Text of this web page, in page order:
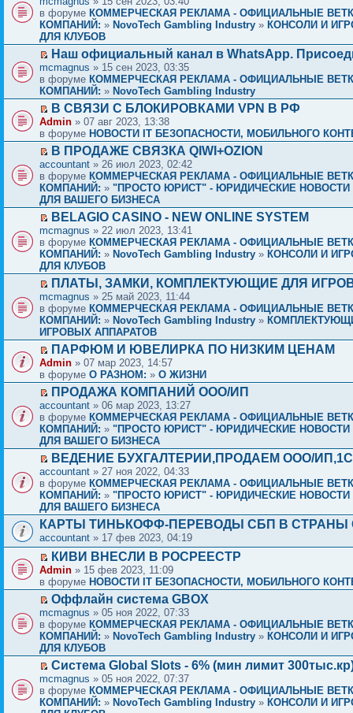
в форуме КОММЕРЧЕСКАЯ РЕКЛАМА - ОФИЦИАЛЬНЫЕ
КОМПАНИЙ: » NovoTech Gambling Industry » КОНСОЛИ И
ДЛЯ КЛУБОВ
Наш официальный канал в WhatsApp.
mcmagnus » 15 сен 2023, 03:35
в форуме КОММЕРЧЕСКАЯ РЕКЛАМА - ОФИЦИАЛЬНЫЕ
КОМПАНИЙ: » NovoTech Gambling Industry
В СВЯЗИ С БЛОКИРОВКАМИ VPN В РФ
Admin » 07 авг 2023, 13:38
в форуме НОВОСТИ IT БЕЗОПАСНОСТИ, МОБИЛЬНОГО
В ПРОДАЖЕ СВЯЗКА QIWI+OZION
accountant » 26 июл 2023, 02:42
в форуме КОММЕРЧЕСКАЯ РЕКЛАМА - ОФИЦИАЛЬНЫЕ
КОМПАНИЙ: » "ПРОСТО ЮРИСТ" - ЮРИДИЧЕСКИЕ НОВОСТИ
ДЛЯ ВАШЕГО БИЗНЕСА
BELAGIO CASINO - NEW ONLINE SYSTEM
mcmagnus » 22 июл 2023, 13:41
в форуме КОММЕРЧЕСКАЯ РЕКЛАМА - ОФИЦИАЛЬНЫЕ
КОМПАНИЙ: » NovoTech Gambling Industry » КОНСОЛИ И
ДЛЯ КЛУБОВ
ПЛАТЫ, ЗАМКИ, КОМПЛЕКТУЮЩИЕ ДЛЯ
mcmagnus » 25 май 2023, 11:44
в форуме КОММЕРЧЕСКАЯ РЕКЛАМА - ОФИЦИАЛЬНЫЕ
КОМПАНИЙ: » NovoTech Gambling Industry »
ИГРОВЫХ АППАРАТОВ
ПАРФЮМ И ЮВЕЛИРКА ПО НИЗКИМ ЦЕНАМ
Admin » 07 мар 2023, 14:57
в форуме О РАЗНОМ: » О ЖИЗНИ
ПРОДАЖА КОМПАНИЙ ООО/ИП
accountant » 06 мар 2023, 13:27
в форуме КОММЕРЧЕСКАЯ РЕКЛАМА - ОФИЦИАЛЬНЫЕ
КОМПАНИЙ: » "ПРОСТО ЮРИСТ" - ЮРИДИЧЕСКИЕ НОВОСТИ
ДЛЯ ВАШЕГО БИЗНЕСА
ВЕДЕНИЕ БУХГАЛТЕРИИ,ПРОДАЕМ ООО/ИП,1C
accountant » 27 ноя 2022, 04:33
в форуме КОММЕРЧЕСКАЯ РЕКЛАМА - ОФИЦИАЛЬНЫЕ
КОМПАНИЙ: » "ПРОСТО ЮРИСТ" - ЮРИДИЧЕСКИЕ НОВОСТИ
ДЛЯ ВАШЕГО БИЗНЕСА
КАРТЫ ТИНЬКОФФ-ПЕРЕВОДЫ СБП В СТРАНЫ
accountant » 17 фев 2023, 04:19
КИВИ ВНЕСЛИ В РОСРЕЕСТР
Admin » 15 фев 2023, 11:09
в форуме НОВОСТИ IT БЕЗОПАСНОСТИ, МОБИЛЬНОГО
Оффлайн система GBOX
mcmagnus » 05 ноя 2022, 07:33
в форуме КОММЕРЧЕСКАЯ РЕКЛАМА - ОФИЦИАЛЬНЫЕ
КОМПАНИЙ: » NovoTech Gambling Industry » КОНСОЛИ И
ДЛЯ КЛУБОВ
Система Global Slots - 6% (мин лимит
mcmagnus » 05 ноя 2022, 07:37
в форуме КОММЕРЧЕСКАЯ РЕКЛАМА - ОФИЦИАЛЬНЫЕ
КОМПАНИЙ: » NovoTech Gambling Industry » КОНСОЛИ И